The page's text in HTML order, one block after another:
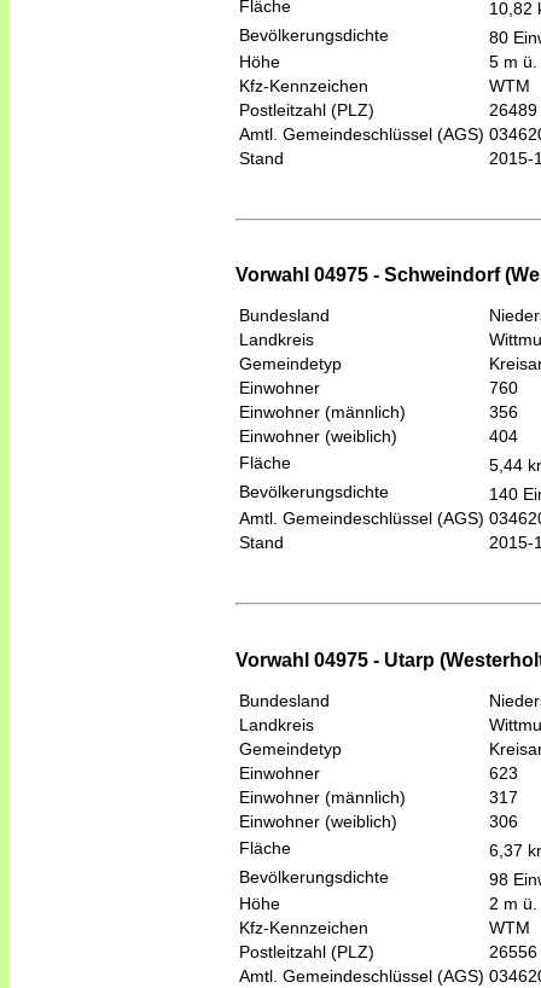
Fläche
10,82
Bevölkerungsdichte
80
Höhe
5 m ü.
Kfz-Kennzeichen
WTM
Postleitzahl (PLZ)
26489
Amtl. Gemeindeschlüssel (AGS)
Stand
2015-
Vorwahl 04975 - Schweindorf
Bundesland
Landkreis
Gemeindetyp
Einwohner
760
Einwohner (männlich)
356
Einwohner (weiblich)
404
Fläche
5,44
Bevölkerungsdichte
140
Amtl. Gemeindeschlüssel (AGS)
Stand
2015-
Vorwahl 04975 - Utarp
Bundesland
Landkreis
Gemeindetyp
Einwohner
623
Einwohner (männlich)
317
Einwohner (weiblich)
306
Fläche
6,37
Bevölkerungsdichte
98
Höhe
2 m ü.
Kfz-Kennzeichen
WTM
Postleitzahl (PLZ)
26556
Amtl. Gemeindeschlüssel (AGS)